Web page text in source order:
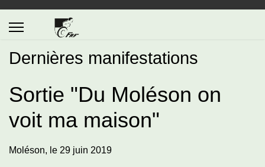
Dernières manifestations
Sortie "Du Moléson on
voit ma maison"
Moléson, le 29 juin 2019